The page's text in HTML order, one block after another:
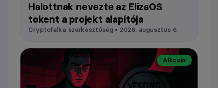
Halottnak nevezte az ElizaOS
tokent a projekt alapítója
Cryptofalka szerkesztőség • 2026. augusztus 6.
Altcoin